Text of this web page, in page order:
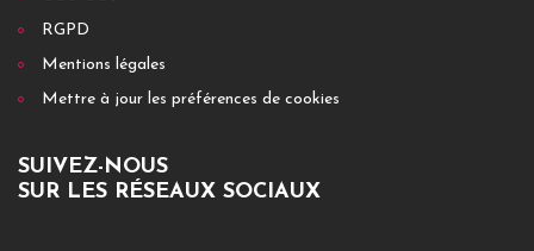
RGPD
Mentions légales
Mettre à jour les préférences de cookies
SUIVEZ-NOUS
SUR LES RÉSEAUX SOCIAUX